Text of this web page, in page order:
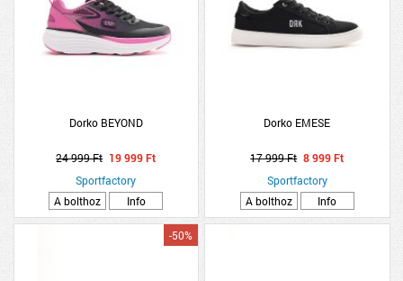
Dorko BEYOND
24 999 Ft 19 999 Ft
Sportfactory
A bolthoz
Info
Dorko EMESE
17 999 Ft 8 999 Ft
Sportfactory
A bolthoz
Info
-50%